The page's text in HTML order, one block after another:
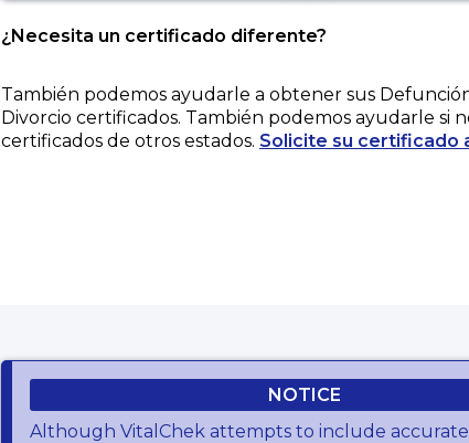
¿Necesita un certificado diferente?
También podemos ayudarle a obtener sus
Divorcio certificados. También podemos ayudarle si
certificados de otros estados. Solicite su certificado
NOTICE
Although VitalChek attempts to include